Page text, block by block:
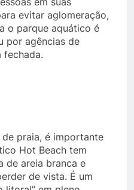
evitar aglomeração,
o parque aquático é
por agências de
fechada.
praia, é importante
Hot Beach tem
de areia branca e
de vista. É um